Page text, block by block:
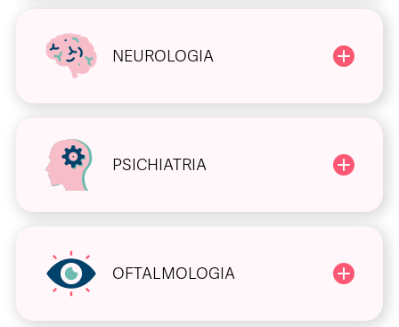
NEUROLOGIA
PSICHIATRIA
OFTALMOLOGIA